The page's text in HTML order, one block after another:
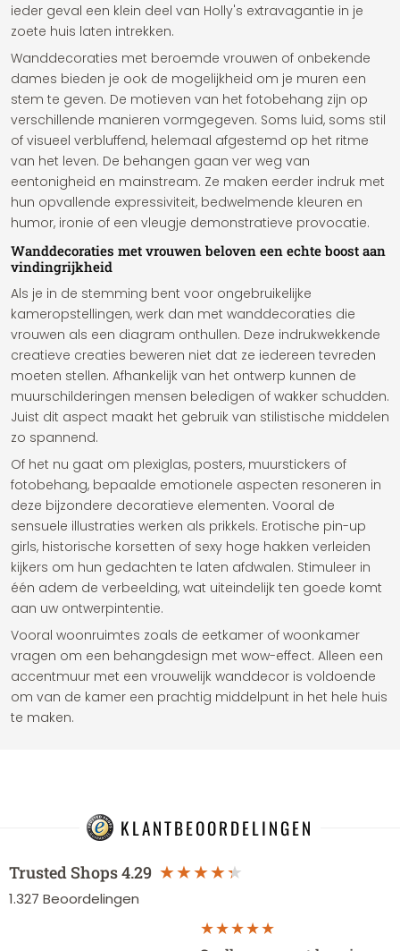
ieder geval een klein deel van Holly's extravagantie in je
zoete huis laten intrekken.
Wanddecoraties met beroemde vrouwen of onbekende
dames bieden je ook de mogelijkheid om je muren een
stem te geven. De motieven van het fotobehang zijn op
verschillende manieren vormgegeven. Soms luid, soms stil
of visueel verbluffend, helemaal afgestemd op het ritme
van het leven. De behangen gaan ver weg van
eentonigheid en mainstream. Ze maken eerder indruk met
hun opvallende expressiviteit, bedwelmende kleuren en
humor, ironie of een vleugje demonstratieve provocatie.
Wanddecoraties met vrouwen beloven een echte boost aan
vindingrijkheid
Als je in de stemming bent voor ongebruikelijke
kameropstellingen, werk dan met wanddecoraties die
vrouwen als een diagram onthullen. Deze indrukwekkende
creatieve creaties beweren niet dat ze iedereen tevreden
moeten stellen. Afhankelijk van het ontwerp kunnen de
muurschilderingen mensen beledigen of wakker schudden.
Juist dit aspect maakt het gebruik van stilistische middelen
zo spannend.
Of het nu gaat om plexiglas, posters, muurstickers of
fotobehang, bepaalde emotionele aspecten resoneren in
deze bijzondere decoratieve elementen. Vooral de
sensuele illustraties werken als prikkels. Erotische pin-up
girls, historische korsetten of sexy hoge hakken verleiden
kijkers om hun gedachten te laten afdwalen. Stimuleer in
één adem de verbeelding, wat uiteindelijk ten goede komt
aan uw ontwerpintentie.
Vooral woonruimtes zoals de eetkamer of woonkamer
vragen om een ​​behangdesign met wow-effect. Alleen een
accentmuur met een vrouwelijk wanddecor is voldoende
om van de kamer een prachtig middelpunt in het hele huis
te maken.
KLANTBEOORDELINGEN
Trusted Shops4.29
1.327 Beoordelingen